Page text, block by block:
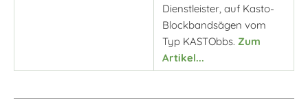
Dienstleister, auf Kasto-
Blockbandsägen vom
Typ KASTObbs. Zum
Artikel...